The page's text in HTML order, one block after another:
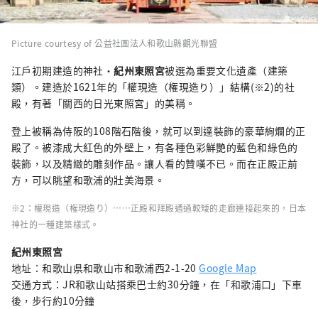
Picture courtesy of 公益社團法人和歌山縣觀光聯盟
江戶初期建造的神社・紀州東照宮被選為重要文化遺產（建築
類）。建造於1621年的「權現造（権現造り）」結構(※2)的社
殿，有著「關西的日光東照宮」的美稱。
登上被稱為侍阪的108階石階後，就可以到達裝飾的豪華絢爛的正
殿了。被漆成大紅色的外壁上，有各種色彩鮮艷的藍色和綠色的
裝飾，以及精緻的雕刻作品。讓人看的贊嘆不已。而在正殿正前
方，可以眺望和歌浦的壯美海景。
※2：權現造（権現造り）……正殿和拜殿通過較矮的走廊連接起來的，日本
神社的一種建築樣式。
紀州東照宮
地址：和歌山県和歌山市和歌浦西2-1-20Google Map
交通方式：JR和歌山站搭乘巴士約30分鐘，在「和歌浦口」下車
後，步行約10分鐘